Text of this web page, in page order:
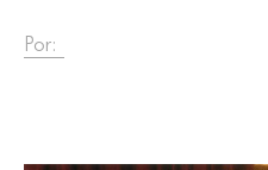
Por: